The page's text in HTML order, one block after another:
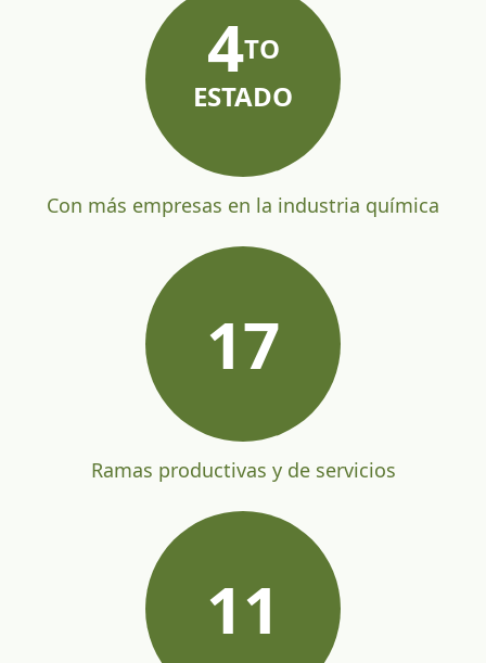
4TO
ESTADO
Con más empresas en la industria química
17
Ramas productivas y de servicios
11